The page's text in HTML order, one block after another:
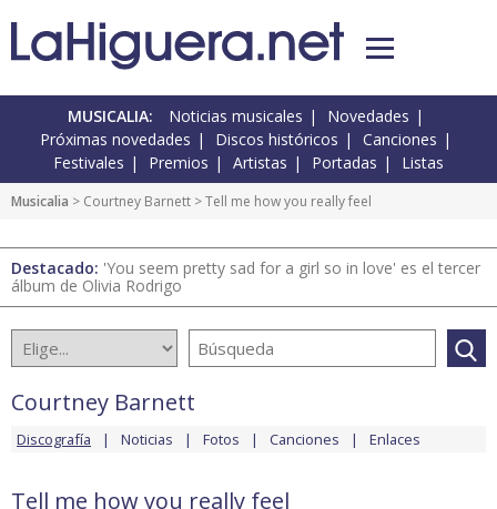
MUSICALIA: Noticias musicales
Novedades
Próximas novedades
Discos históricos
Canciones
Festivales
Premios Artistas Portadas Listas
Musicalia > Courtney Barnett > Tell me how you really feel
Destacado: 'You seem pretty sad for a girl so in love' es el tercer
álbum de Olivia Rodrigo
Courtney Barnett
Discografía Noticias Fotos Canciones Enlaces
Tell me how you really feel